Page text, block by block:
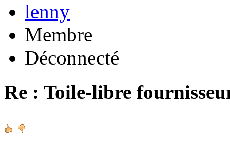
lenny
Membre
Déconnecté
Re : Toile-libre